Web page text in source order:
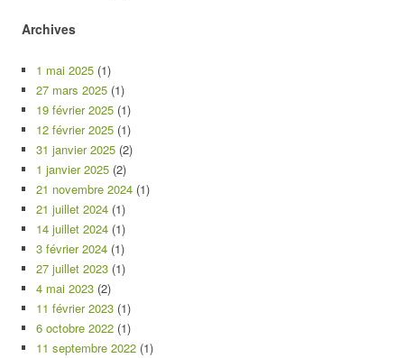
Archives
1 mai 2025 (1)
27 mars 2025 (1)
19 février 2025 (1)
12 février 2025 (1)
31 janvier 2025 (2)
1 janvier 2025 (2)
21 novembre 2024 (1)
21 juillet 2024 (1)
14 juillet 2024 (1)
3 février 2024 (1)
27 juillet 2023 (1)
4 mai 2023 (2)
11 février 2023 (1)
6 octobre 2022 (1)
11 septembre 2022 (1)